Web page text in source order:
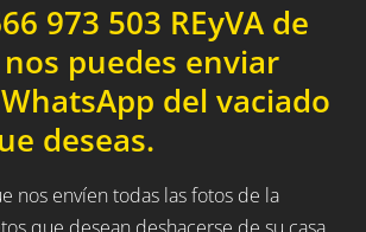
973 503 REyVA de
puedes enviar
del vaciado
deseas.
nos envíen todas las fotos de la